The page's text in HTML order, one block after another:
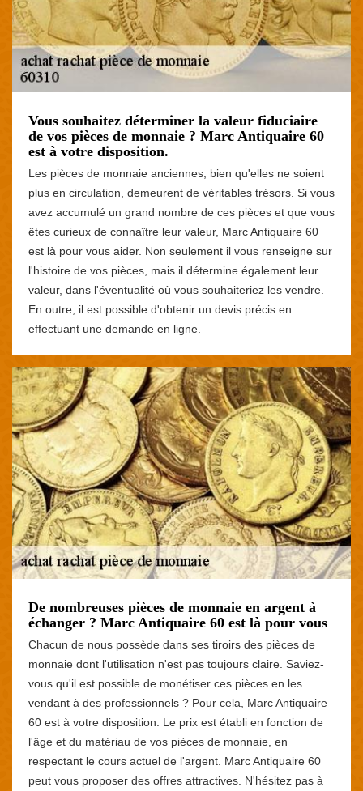
Vous souhaitez déterminer la valeur fiduciaire
de vos pièces de monnaie ? Marc Antiquaire 60
est à votre disposition.
Les pièces de monnaie anciennes, bien qu'elles ne soient
plus en circulation, demeurent de véritables trésors. Si vous
avez accumulé un grand nombre de ces pièces et que vous
êtes curieux de connaître leur valeur, Marc Antiquaire 60
est là pour vous aider. Non seulement il vous renseigne sur
l'histoire de vos pièces, mais il détermine également leur
valeur, dans l'éventualité où vous souhaiteriez les vendre.
En outre, il est possible d'obtenir un devis précis en
effectuant une demande en ligne.
De nombreuses pièces de monnaie en argent à
échanger ? Marc Antiquaire 60 est là pour vous
Chacun de nous possède dans ses tiroirs des pièces de
monnaie dont l'utilisation n'est pas toujours claire. Saviez-
vous qu'il est possible de monétiser ces pièces en les
vendant à des professionnels ? Pour cela, Marc Antiquaire
60 est à votre disposition. Le prix est établi en fonction de
l'âge et du matériau de vos pièces de monnaie, en
respectant le cours actuel de l'argent. Marc Antiquaire 60
peut vous proposer des offres attractives. N'hésitez pas à